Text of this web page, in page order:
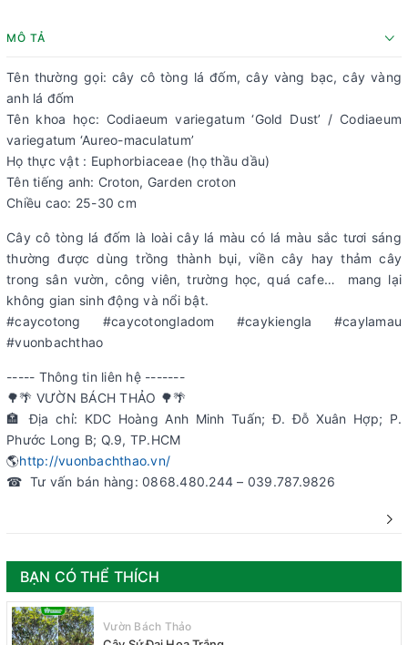
MÔ TẢ
Tên thường gọi: cây cô tòng lá đốm, cây vàng bạc, cây vàng
anh lá đốm
Tên khoa học: Codiaeum variegatum ‘Gold Dust’ / Codiaeum
variegatum ‘Aureo-maculatum’
Họ thực vật : Euphorbiaceae (họ thầu dầu)
Tên tiếng anh: Croton, Garden croton
Chiều cao: 25-30 cm
Cây cô tòng lá đốm là loài cây lá màu có lá màu sắc tươi sáng
thường được dùng trồng thành bụi, viền cây hay thảm cây
trong sân vườn, công viên, trường học, quá cafe… mang lại
không gian sinh động và nổi bật.
#caycotong #caycotongladom #caykiengla #caylamau
#vuonbachthao
----- Thông tin liên hệ -------
🌳🌴 VƯỜN BÁCH THẢO 🌳🌴
🏣 Địa chỉ: KDC Hoàng Anh Minh Tuấn; Đ. Đỗ Xuân Hợp; P.
Phước Long B; Q.9, TP.HCM
🌎http://vuonbachthao.vn/
☎ Tư vấn bán hàng: 0868.480.244 – 039.787.9826
BẠN CÓ THỂ THÍCH
Vườn Bách Thảo